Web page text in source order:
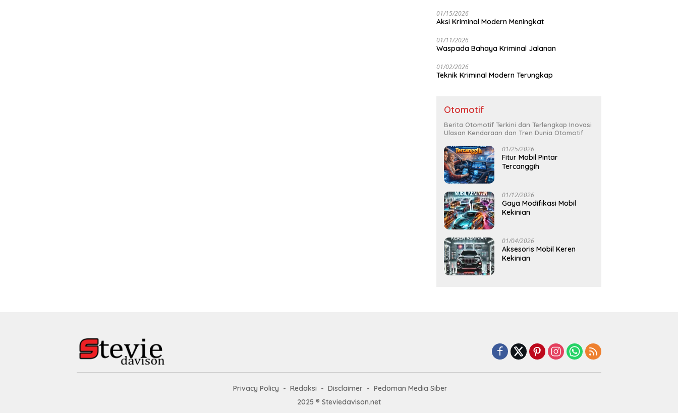
01/15/2026
Aksi Kriminal Modern Meningkat
01/11/2026
Waspada Bahaya Kriminal Jalanan
01/02/2026
Teknik Kriminal Modern Terungkap
Otomotif
Berita Otomotif Terkini dan Terlengkap Inovasi
Ulasan Kendaraan dan Tren Dunia Otomotif
01/25/2026
Fitur Mobil Pintar
Tercanggih
01/12/2026
Gaya Modifikasi Mobil
Kekinian
01/04/2026
Aksesoris Mobil Keren
Kekinian
Privacy Policy Redaksi Disclaimer
Pedoman Media Siber
2025 ® Steviedavison.net